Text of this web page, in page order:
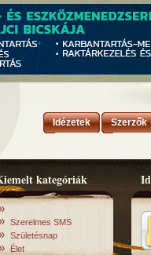
Idézetek Szerzők
kategóriák
Szerelmes SMS
Születésnap
Élet